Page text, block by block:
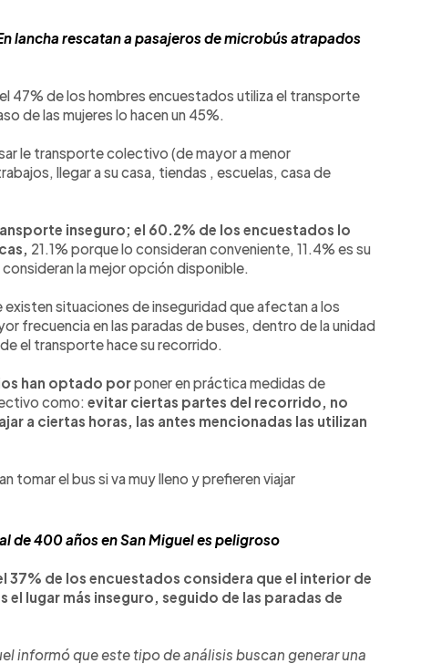
lancha rescatan a pasajeros de microbús atrapados
47% de los hombres encuestados utiliza el transporte
de las mujeres lo hacen un 45%.
le transporte colectivo (de mayor a menor
llegar a su casa, tiendas , escuelas, casa de
inseguro; el 60.2% de los encuestados lo
21.1% porque lo consideran conveniente, 11.4% es su
la mejor opción disponible.
situaciones de inseguridad que afectan a los
frecuencia en las paradas de buses, dentro de la unidad
el transporte hace su recorrido.
han optado porponer en práctica medidas de
como: evitar ciertas partes del recorrido, no
a ciertas horas, las antes mencionadas las utilizan
tomar el bus si va muy lleno y prefieren viajar
de 400 años en San Miguel es peligroso
37% de los encuestados considera que el interior de
el lugar más inseguro, seguido de las paradas de
informó que este tipo de análisis buscan generar una